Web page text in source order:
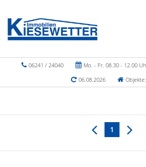
06241 / 24040
Mo. - Fr. 08.30 - 12.00
06.08.2026
1